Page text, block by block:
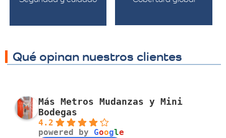
Qué opinan nuestros clientes
Más Metros Mudanzas y Mini
Bodegas
4.2
powered by Google